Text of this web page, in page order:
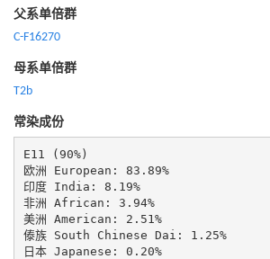
父系单倍群
C-F16270
母系单倍群
T2b
常染成份
E11 (90%)
欧洲 European: 83.89%
印度 India: 8.19%
非洲 African: 3.94%
美洲 American: 2.51%
傣族 South Chinese Dai: 1.25%
日本 Japanese: 0.20%